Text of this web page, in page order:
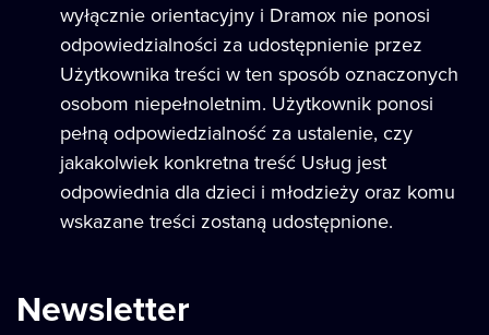
wyłącznie orientacyjny i Dramox nie ponosi
odpowiedzialności za udostępnienie przez
Użytkownika treści w ten sposób oznaczonych
osobom niepełnoletnim. Użytkownik ponosi
pełną odpowiedzialność za ustalenie, czy
jakakolwiek konkretna treść Usług jest
odpowiednia dla dzieci i młodzieży oraz komu
wskazane treści zostaną udostępnione.
Newsletter